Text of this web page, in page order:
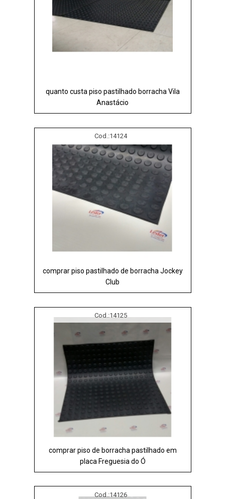
quanto custa piso pastilhado borracha Vila
Anastácio
Cod.:14124
comprar piso pastilhado de borracha Jockey
Club
Cod.:14125
comprar piso de borracha pastilhado em
placa Freguesia do Ó
Cod.:14126